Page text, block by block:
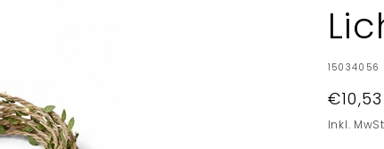
SKU:
15034056
Preis
€10,53
Inkl.